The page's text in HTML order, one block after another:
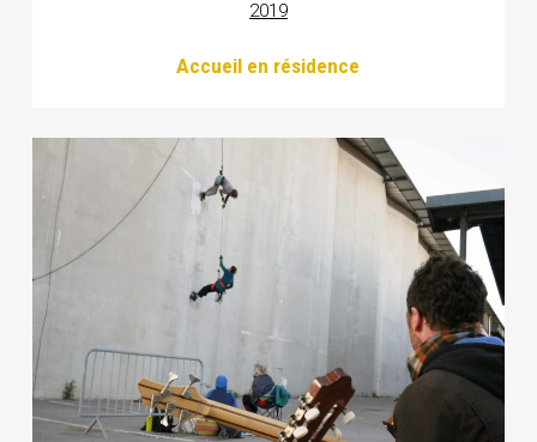
2019
Accueil en résidence